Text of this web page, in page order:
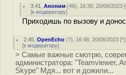
3.41 ,Аноним (46), 16:30, 20/06/2023 [
[к модератору]
Приходишь по вызову и
2.45 ,OpenEcho (?), 16:48, 20/06/2023 [^
[к модератору]
> Самые важные смотрю,
администратора: "Teamviewer,
Skype" Мдя... вот и дожили...